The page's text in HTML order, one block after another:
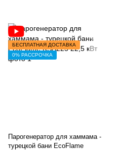
БЕСПЛАТНАЯ ДОСТАВКА
0% РАССРОЧКА
Парогенератор для хаммама -
турецкой бани EcoFlame